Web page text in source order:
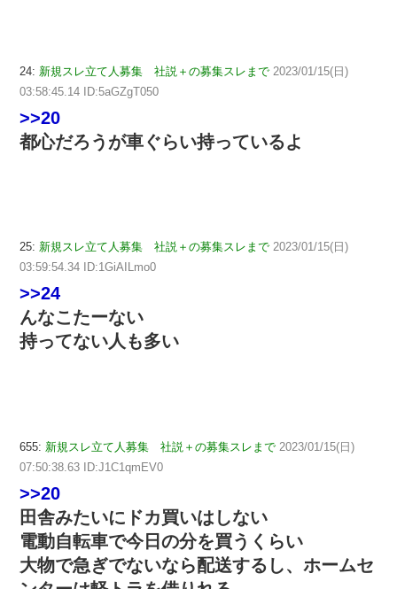
24: 新規スレ立て人募集 社説＋の募集スレまで 2023/01/15(日)
03:58:45.14 ID:5aGZgT050
>>20
都心だろうが車ぐらい持っているよ
25: 新規スレ立て人募集 社説＋の募集スレまで 2023/01/15(日)
03:59:54.34 ID:1GiAILmo0
>>24
んなこたーない
持ってない人も多い
655: 新規スレ立て人募集 社説＋の募集スレまで 2023/01/15(日)
07:50:38.63 ID:J1C1qmEV0
>>20
田舎みたいにドカ買いはしない
電動自転車で今日の分を買うくらい
大物で急ぎでないなら配送するし、ホームセ